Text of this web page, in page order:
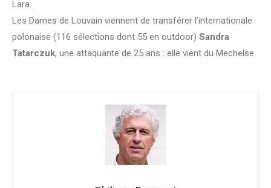
Lara.
Les Dames de Louvain viennent de transférer l’internationale
polonaise (116 sélections dont 55 en outdoor) Sandra
Tatarczuk, une attaquante de 25 ans : elle vient du Mechelse.